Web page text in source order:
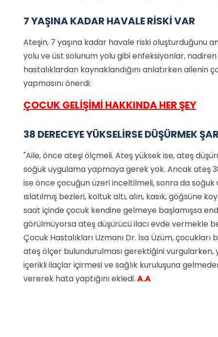
7 YAŞINA KADAR HAVALE RİSKİ VAR
Ateşin, 7 yaşına kadar havale riski oluşturduğunu
yolu ve üst solunum yolu gibi enfeksiyonlar,
hastalıklardan kaynaklandığını anlatırken ailenin
yapmasını önerdi:
ÇOCUK GELİŞİMİ HAKKINDA HER ŞEY
38 DERECEYE YÜKSELİRSE DÜŞÜRMEK
"Aile, önce ateşi ölçmeli. Ateş yüksek ise, ateş
soğuk uygulama yapmaya gerek yok. Ancak ateş
ise önce çocuğun üzeri inceltilmeli, sonra da soğuk
ıslatılmış bezleri, koltuk altı, alın, kasık, göğsüne
saat içinde çocuk kendine gelmeye başlamışsa
görülmüyorsa ateş düşürücü ilacı evde vermekle
Çocuk Hastalıkları Uzmanı Dr. İsa Üzüm,
ateş ölçer bulundurulması gerektiğini
içerikli ilaçlar içirmesi ve sağlık kuruluşuna
vererek hata yaptığını ekledi. A.A